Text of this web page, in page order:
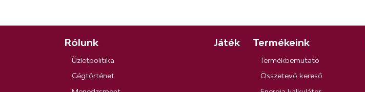
Rólunk
Üzletpolitika
Cégtörténet
Játék Termékeink
Termékbemutató
Összetevő kereső